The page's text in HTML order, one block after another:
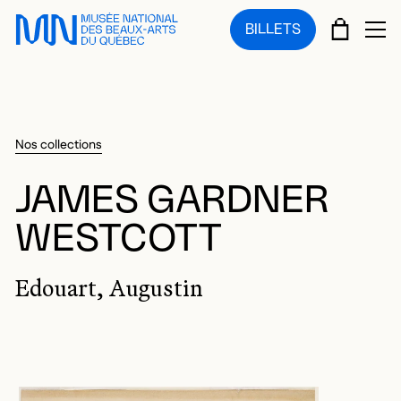
Sauter au menu principal
Sauter au contenu principal
Sauter au pied de page
BILLETS PANIER
Nos collections
JAMES GARDNER
WESTCOTT
Edouart, Augustin